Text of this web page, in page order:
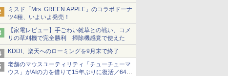
ショーツは1990円に
ミスド「Mrs. GREEN APPLE」のコラボドーナ
ツ4種、いよいよ発売！
【家電レビュー】手ごわい雑草との戦い、コメ
リの草刈機で完全勝利 掃除機感覚で使えた
KDDI、楽天へのローミングを9月末で終了
老舗のマウスユーティリティ「チューチューマ
ウス」がAIの力を借りて15年ぶりに復活／64bit